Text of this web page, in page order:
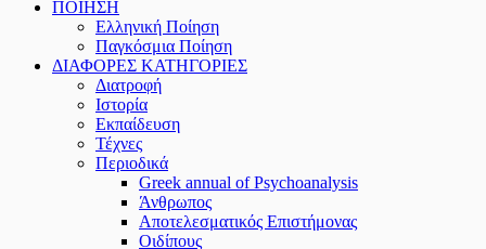
ΠΟΙΗΣΗ
Ελληνική Ποίηση
Παγκόσμια Ποίηση
ΔΙΑΦΟΡΕΣ ΚΑΤΗΓΟΡΙΕΣ
Διατροφή
Ιστορία
Εκπαίδευση
Τέχνες
Περιοδικά
Greek annual of Psychoanalysis
Άνθρωπος
Αποτελεσματικός Επιστήμονας
Οιδίπους